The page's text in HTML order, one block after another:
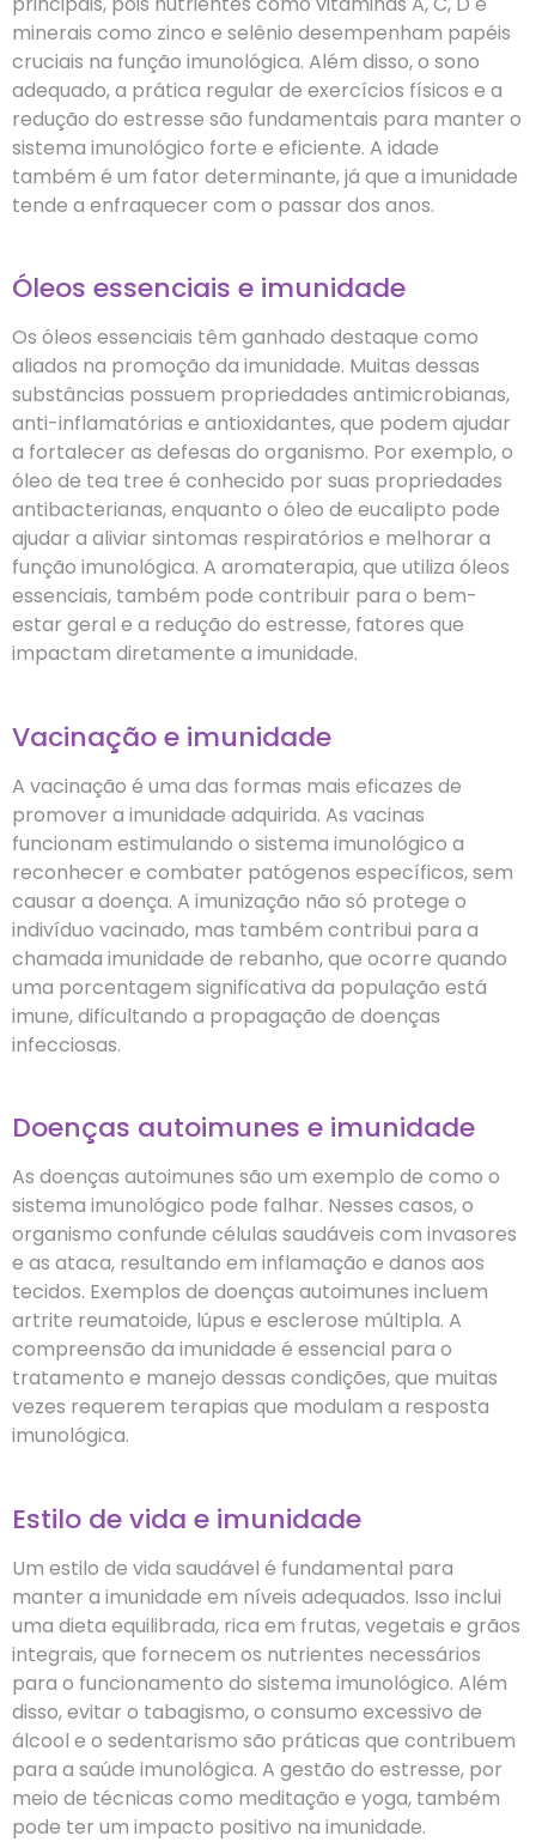
minerais como zinco e selênio desempenham papéis
cruciais na função imunológica. Além disso, o sono
adequado, a prática regular de exercícios físicos e a
redução do estresse são fundamentais para manter o
sistema imunológico forte e eficiente. A idade
também é um fator determinante, já que a imunidade
tende a enfraquecer com o passar dos anos.
Óleos essenciais e imunidade
Os óleos essenciais têm ganhado destaque como
aliados na promoção da imunidade. Muitas dessas
substâncias possuem propriedades antimicrobianas,
anti-inflamatórias e antioxidantes, que podem ajudar
a fortalecer as defesas do organismo. Por exemplo, o
óleo de tea tree é conhecido por suas propriedades
antibacterianas, enquanto o óleo de eucalipto pode
ajudar a aliviar sintomas respiratórios e melhorar a
função imunológica. A aromaterapia, que utiliza óleos
essenciais, também pode contribuir para o bem-
estar geral e a redução do estresse, fatores que
impactam diretamente a imunidade.
Vacinação e imunidade
A vacinação é uma das formas mais eficazes de
promover a imunidade adquirida. As vacinas
funcionam estimulando o sistema imunológico a
reconhecer e combater patógenos específicos, sem
causar a doença. A imunização não só protege o
indivíduo vacinado, mas também contribui para a
chamada imunidade de rebanho, que ocorre quando
uma porcentagem significativa da população está
imune, dificultando a propagação de doenças
infecciosas.
Doenças autoimunes e imunidade
As doenças autoimunes são um exemplo de como o
sistema imunológico pode falhar. Nesses casos, o
organismo confunde células saudáveis com invasores
e as ataca, resultando em inflamação e danos aos
tecidos. Exemplos de doenças autoimunes incluem
artrite reumatoide, lúpus e esclerose múltipla. A
compreensão da imunidade é essencial para o
tratamento e manejo dessas condições, que muitas
vezes requerem terapias que modulam a resposta
imunológica.
Estilo de vida e imunidade
Um estilo de vida saudável é fundamental para
manter a imunidade em níveis adequados. Isso inclui
uma dieta equilibrada, rica em frutas, vegetais e grãos
integrais, que fornecem os nutrientes necessários
para o funcionamento do sistema imunológico. Além
disso, evitar o tabagismo, o consumo excessivo de
álcool e o sedentarismo são práticas que contribuem
para a saúde imunológica. A gestão do estresse, por
meio de técnicas como meditação e yoga, também
pode ter um impacto positivo na imunidade.